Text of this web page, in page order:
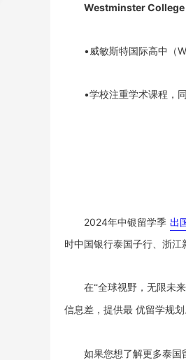
Westminster
•威敏斯特国际高中（
•学校注重学术课程，
2024年中银留学季 出
时中国银行泰国子行、浙江
在“全球视野，无限未
信息差，提供最 优留学规划
如果您想了解更多泰国